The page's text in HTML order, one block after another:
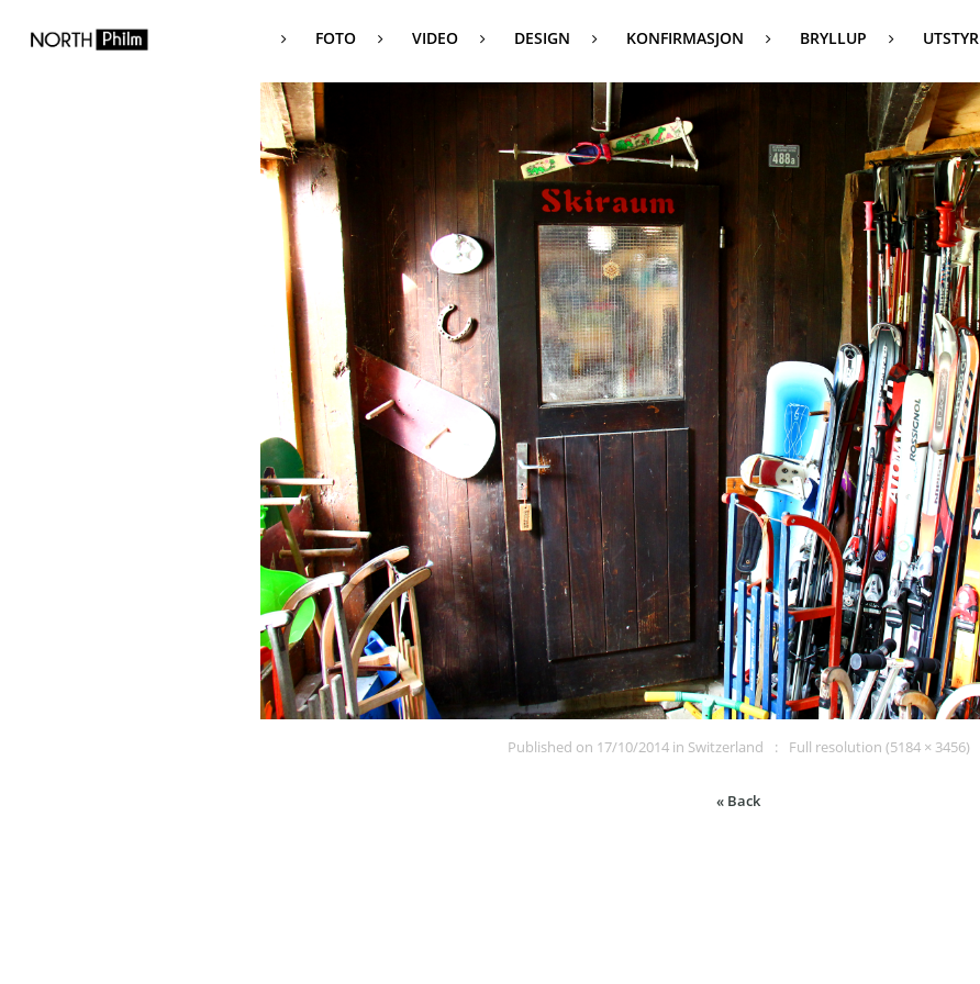
FOTO VIDEO DESIGN KONFIRMASJON BRYLLUP UTSTYR
Published on 17/10/2014in Switzerland Full resolution (5184 × 3456)
« Back